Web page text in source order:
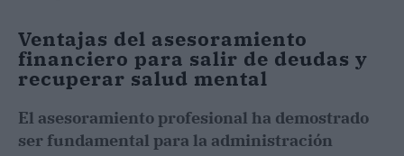
Ventajas del asesoramiento
financiero para salir de deudas y
recuperar salud mental
El asesoramiento profesional ha demostrado
ser fundamental para la administración